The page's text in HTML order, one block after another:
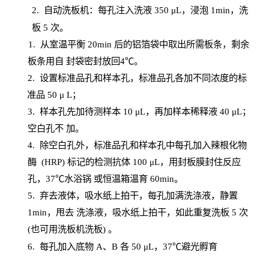
2.
自动洗板机：每孔注入洗液 350 μL，浸泡 1min，洗
板 5 次。
1 . 从室温平衡 20min 后的铝箔袋中取出所需板条，剩余
板条用自 封袋密封放回4℃。
2. 设置标准品孔和样本孔，标准品孔各加不同浓度的标
准品 50 μ L；
3. 样本孔先加待测样本 10 μL，再加样本稀释液 40 μL；
空白孔不 加。
4.
除空白孔外，标准品孔和样本孔中每孔加入辣根化物
酶 (HRP) 标记的检测抗体 100 μL，用封板膜封住反应
孔， 37℃水浴锅 或恒温箱温育60min。
5. 弃去液体，吸水纸上拍干，每孔加满洗涤液，静置
1min，甩去 洗涤液，吸水纸上拍干，如此重复洗板 5 次
(也可用洗板机洗板) 。
6. 每孔加入底物A、B 各 50 μL，37℃避光孵育